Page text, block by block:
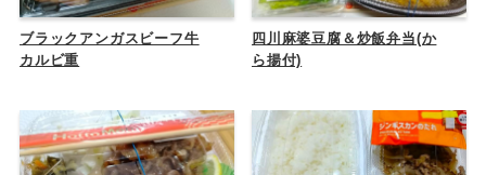
ブラックアンガスビーフ牛
カルビ重
四川麻婆豆腐＆炒飯弁当(か
ら揚付)